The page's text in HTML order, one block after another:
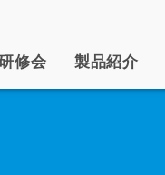
修会 製品紹介